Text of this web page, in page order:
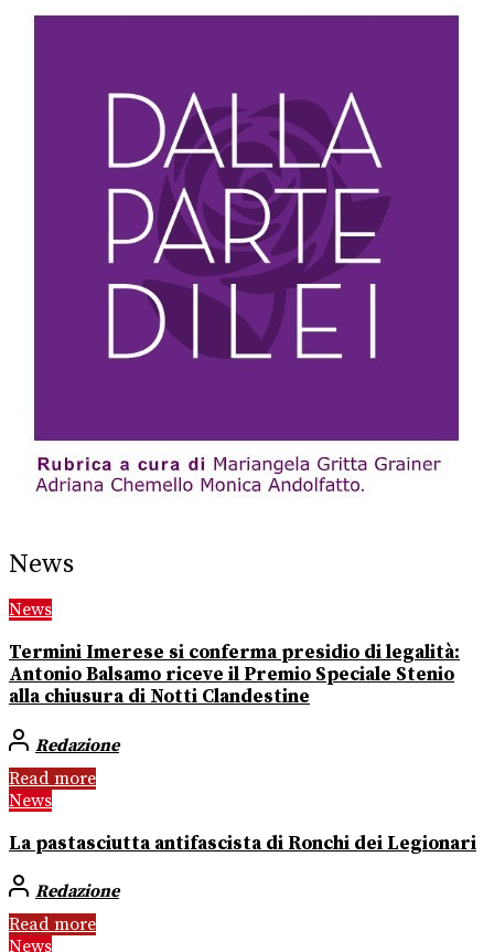
News
News
Termini Imerese si conferma presidio di legalità:
Antonio Balsamo riceve il Premio Speciale Stenio
alla chiusura di Notti Clandestine
Redazione
Read more
News
La pastasciutta antifascista di Ronchi dei Legionari
Redazione
Read more
News